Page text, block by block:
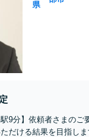
県
9分】依頼者さまのご
だける結果を目指し